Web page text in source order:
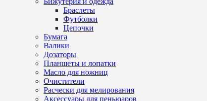
Браслеты
Футболки
Цепочки
Бумага
Валики
Дозаторы
Планшеты и лопатки
Масло для ножниц
Очистители
Расчески для мелирования
Аксессуары для пеньюаров